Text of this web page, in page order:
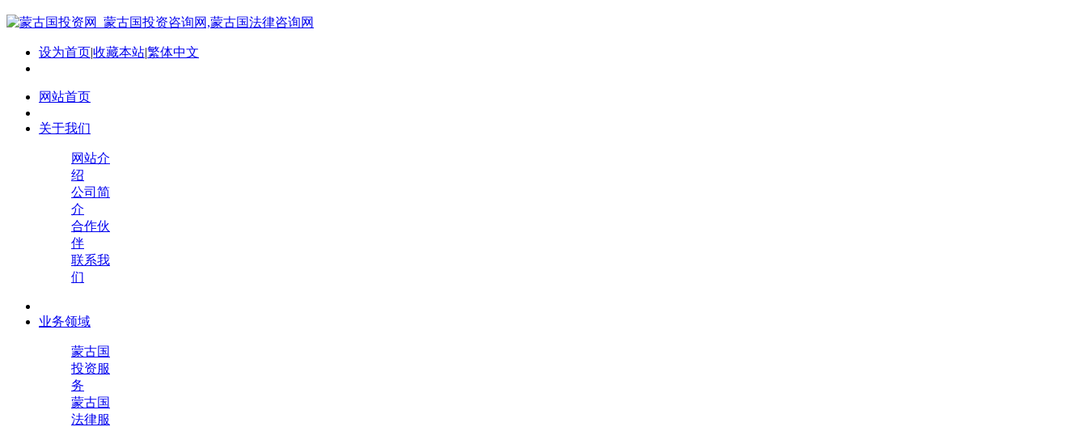
设为首页|收藏本站|繁体中文
网站首页
关于我们
网站介
绍
公司简
介
合作伙
伴
联系我
们
业务领域
蒙古国
投资服
务
蒙古国
法律服